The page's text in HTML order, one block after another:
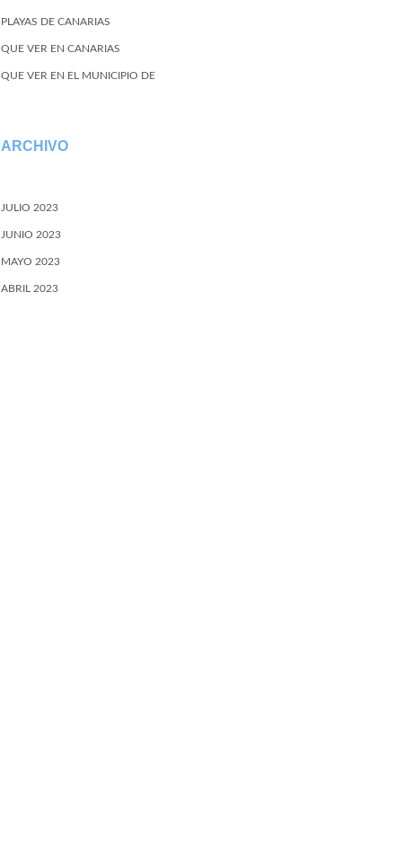
PLAYAS DE CANARIAS
QUE VER EN CANARIAS
QUE VER EN EL MUNICIPIO DE
ARCHIVO
JULIO 2023
JUNIO 2023
MAYO 2023
ABRIL 2023